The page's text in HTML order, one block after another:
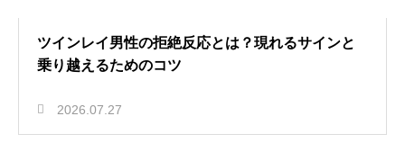
ツインレイ男性の拒絶反応とは？現れるサインと
乗り越えるためのコツ
2026.07.27